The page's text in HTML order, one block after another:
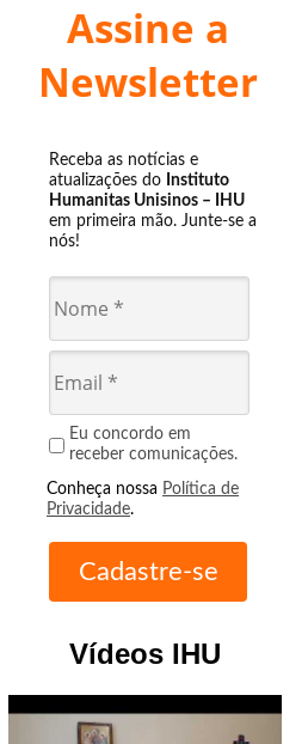
Assine a
Newsletter
Receba as notícias e
atualizações do Instituto
Humanitas Unisinos – IHU
em primeira mão. Junte-se a
nós!
Eu concordo em
receber comunicações.
Conheça nossa Política de
Privacidade.
Vídeos IHU